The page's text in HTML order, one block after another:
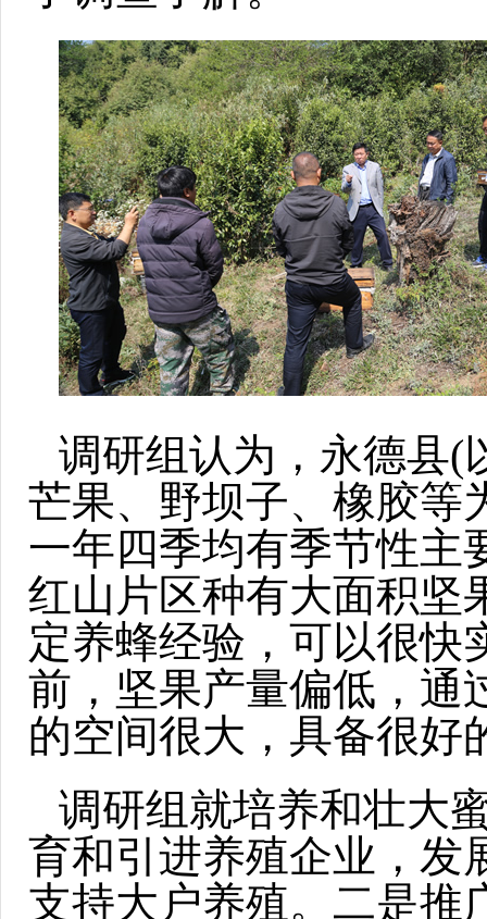
调研组认为，永德县(
芒果、野坝子、橡胶等
一年四季均有季节性主
红山片区种有大面积坚
定养蜂经验，可以很快
前，坚果产量偏低，通
的空间很大，具备很好
调研组就培养和壮大
育和引进养殖企业，发
支持大户养殖。二是推